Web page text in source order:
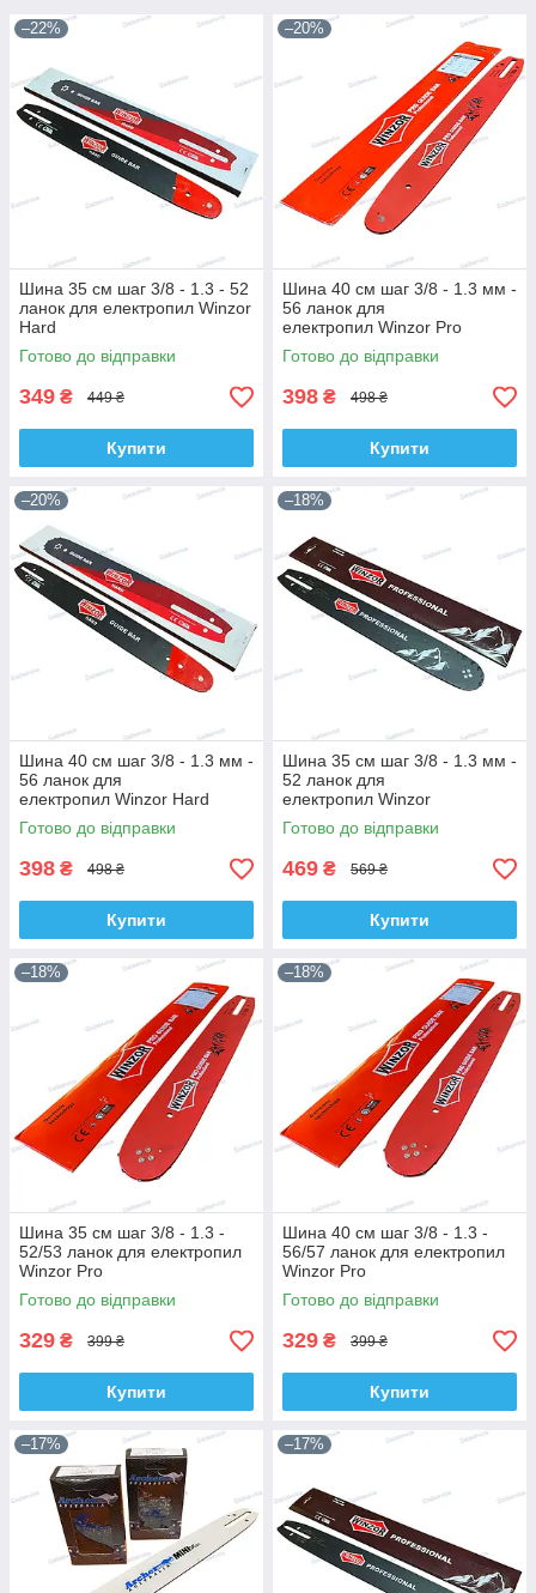
–22%
Шина 35 см шаг 3/8 - 1.3 - 52
ланок для електропил Winzor
Hard
Готово до відправки
349 ₴ 449 ₴
Купити
–20%
Шина 40 см шаг 3/8 - 1.3 мм -
56 ланок для
електропил Winzor Pro
Готово до відправки
398 ₴ 498 ₴
Купити
–20%
Шина 40 см шаг 3/8 - 1.3 мм -
56 ланок для
електропил Winzor Hard
Готово до відправки
398 ₴ 498 ₴
Купити
–18%
Шина 35 см шаг 3/8 - 1.3 мм -
52 ланок для
електропил Winzor
Professional
Готово до відправки
469 ₴ 569 ₴
Купити
–18%
Шина 35 см шаг 3/8 - 1.3 -
52/53 ланок для електропил
Winzor Pro
Готово до відправки
329 ₴ 399 ₴
Купити
–18%
Шина 40 см шаг 3/8 - 1.3 -
56/57 ланок для електропил
Winzor Pro
Готово до відправки
329 ₴ 399 ₴
Купити
–17% –17%